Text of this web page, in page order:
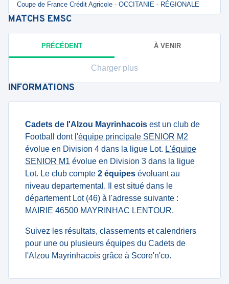
Coupe de France Crédit Agricole - OCCITANIE - RÉGIONALE
MATCHS EMSC
PRÉCÉDENT À VENIR
Charger plus
INFORMATIONS
Cadets de l'Alzou Mayrinhacois est un club de
Football dont l'équipe principale SENIOR M2
évolue en Division 4 dans la ligue Lot. L'équipe
SENIOR M1 évolue en Division 3 dans la ligue
Lot. Le club compte 2 équipes évoluant au
niveau departemental. Il est situé dans le
département Lot (46) à l'adresse suivante :
MAIRIE 46500 MAYRINHAC LENTOUR.
Suivez les résultats, classements et calendriers
pour une ou plusieurs équipes du Cadets de
l'Alzou Mayrinhacois grâce à Score'n'co.